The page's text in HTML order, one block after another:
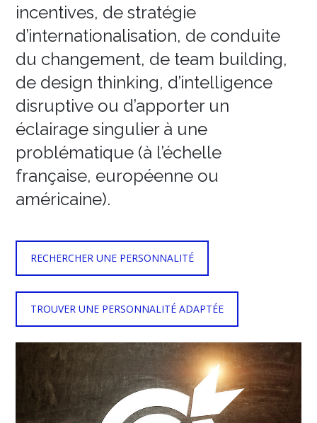
incentives, de stratégie
d’internationalisation, de conduite
du changement, de team building,
de design thinking, d’intelligence
disruptive ou d’apporter un
éclairage singulier à une
problématique (à l’échelle
française, européenne ou
américaine).
RECHERCHER UNE PERSONNALITÉ
TROUVER UNE PERSONNALITÉ ADAPTÉE